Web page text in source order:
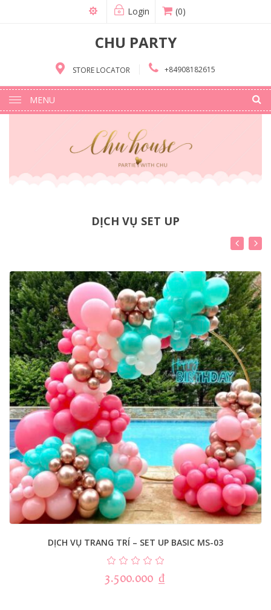
Login (0)
CHU PARTY
STORE LOCATOR +84908182615
MENU
DỊCH VỤ SET UP
DỊCH VỤ TRANG TRÍ – SET UP BASIC MS-03
3.500.000 ₫